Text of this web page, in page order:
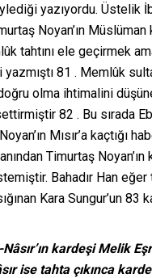
yazıyordu. Üstelik
Noyan’ın Müslüman
tahtını ele geçirmek
81 . Memlûk
olma ihtimalini
82 . Bu sırada
Mısır’a kaçtığı
Timurtaş
Bahadır Han
Kara Sungur’un 83
kardeşi Melik
ise tahta çıkınca